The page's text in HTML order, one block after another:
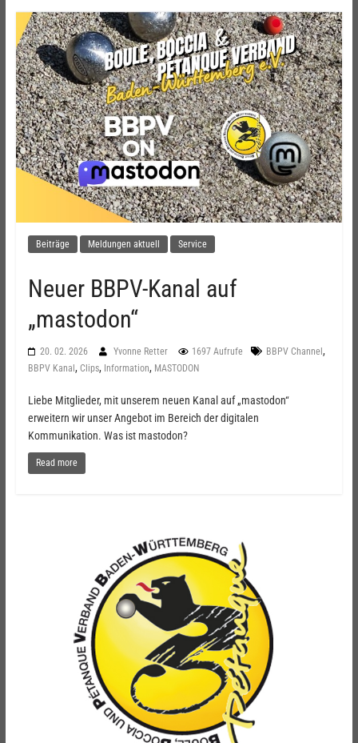
Beiträge Meldungen aktuell Service
Neuer BBPV-Kanal auf
„mastodon“
20. 02. 2026 Yvonne Retter 1697 Aufrufe BBPV Channel ,
BBPV Kanal , Clips, Information, MASTODON
Liebe Mitglieder, mit unserem neuen Kanal auf „mastodon“
erweitern wir unser Angebot im Bereich der digitalen
Kommunikation. Was ist mastodon?
Read more